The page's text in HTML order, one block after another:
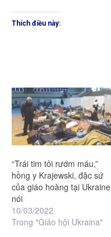
Thích điều này:
“Trái tim tôi rướm máu,”
hồng y Krajewski, đặc sứ
của giáo hoàng tại Ukraine
nói
10/03/2022
Trong "Giáo hội Ukraina"